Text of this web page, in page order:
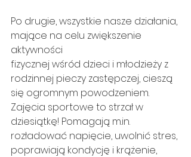
Po drugie, wszystkie nasze działania,
mające na celu zwiększenie
aktywności
fizycznej wśród dzieci i młodzieży z
rodzinnej pieczy zastępczej, cieszą
się ogromnym powodzeniem.
Zajęcia sportowe to strzał w
dziesiątkę! Pomagają m.in.
rozładować napięcie, uwolnić stres,
poprawiają kondycję i krążenie,